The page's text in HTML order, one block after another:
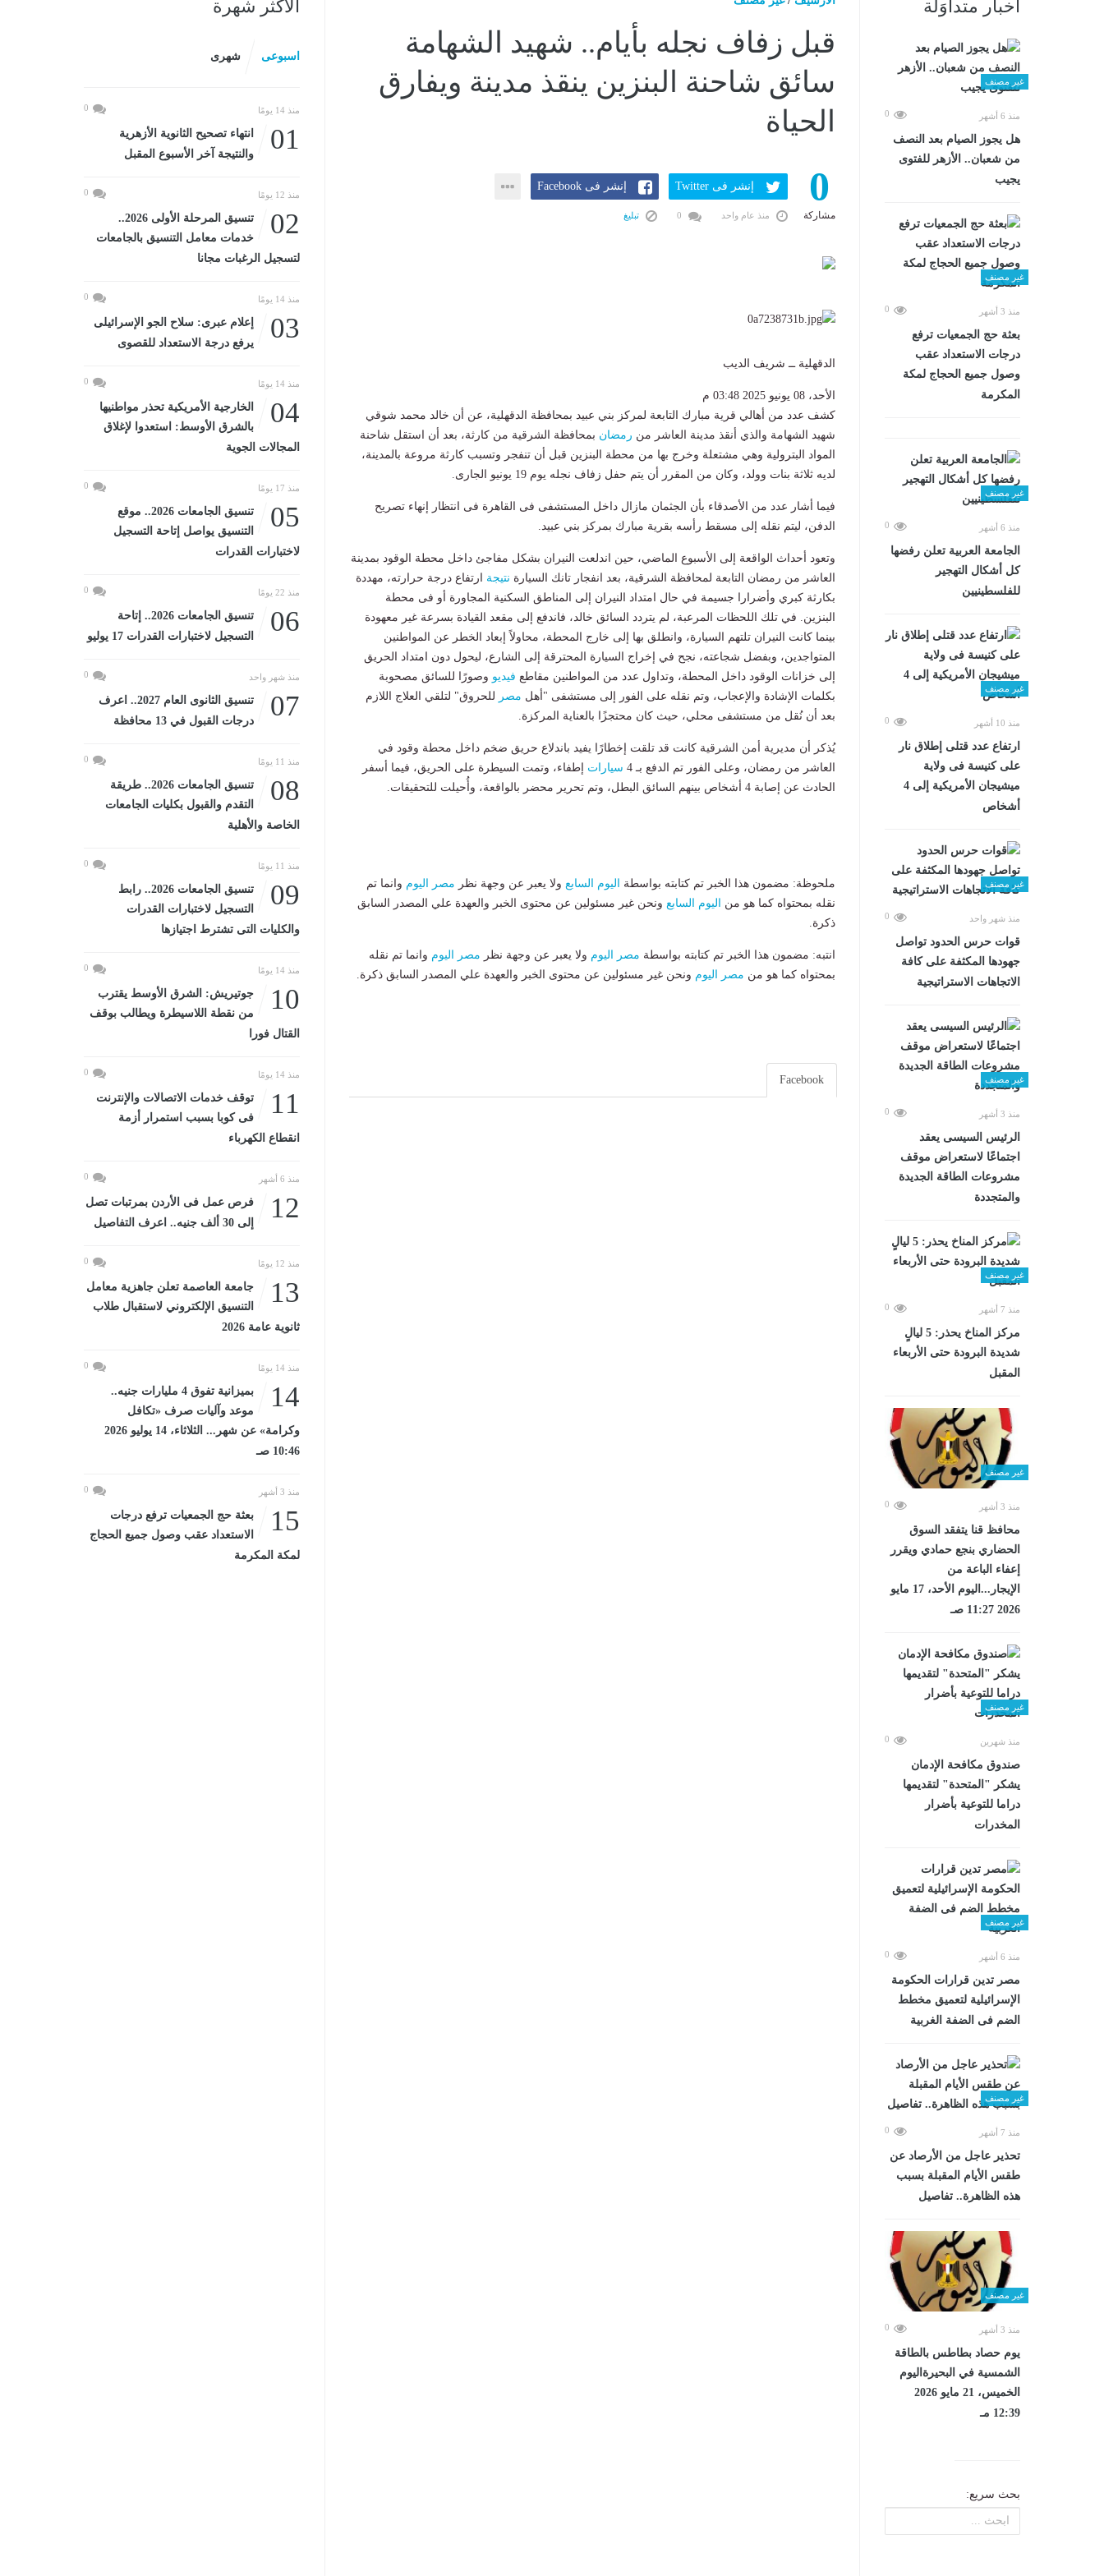
أخبار متداوَلة
غير مصنف
منذ 6 أشهر 0
هل يجوز الصيام بعد النصف
من شعبان.. الأزهر للفتوى
يجيب
غير مصنف
منذ 3 أشهر 0
بعثة حج الجمعيات ترفع
درجات الاستعداد عقب
وصول جميع الحجاج لمكة
المكرمة
غير مصنف
منذ 6 أشهر 0
الجامعة العربية تعلن رفضها
كل أشكال التهجير
للفلسطينيين
غير مصنف
منذ 10 أشهر 0
ارتفاع عدد قتلى إطلاق نار
على كنيسة فى ولاية
ميشيجان الأمريكية إلى 4
أشخاص
غير مصنف
منذ شهر واحد 0
قوات حرس الحدود تواصل
جهودها المكثفة على كافة
الاتجاهات الاستراتيجية
غير مصنف
منذ 3 أشهر 0
الرئيس السيسى يعقد
اجتماعًا لاستعراض موقف
مشروعات الطاقة الجديدة
والمتجددة
غير مصنف
منذ 7 أشهر 0
مركز المناخ يحذر: 5 ليالٍ
شديدة البرودة حتى الأربعاء
المقبل
غير مصنف
منذ 3 أشهر 0
محافظ قنا يتفقد السوق
الحضاري بنجع حمادي ويقرر
إعفاء الباعة من
الإيجار...اليوم الأحد، 17 مايو
2026 11:27 صـ
غير مصنف
منذ شهرين 0
صندوق مكافحة الإدمان
يشكر "المتحدة" لتقديمها
دراما للتوعية بأضرار
المخدرات
غير مصنف
منذ 6 أشهر 0
مصر تدين قرارات الحكومة
الإسرائيلية لتعميق مخطط
الضم فى الضفة الغربية
غير مصنف
منذ 7 أشهر 0
تحذير عاجل من الأرصاد عن
طقس الأيام المقبلة بسبب
هذه الظاهرة.. تفاصيل
غير مصنف
منذ 3 أشهر 0
يوم حصاد بطاطس بالطاقة
الشمسية في البحيرةاليوم
الخميس، 21 مايو 2026
12:39 مـ
بحث سريع:
قبل زفاف نجله بأيام.. شهيد الشهامة
سائق شاحنة البنزين ينقذ مدينة ويفارق
الحياة
0
مشاركة
إنشر فى Twitter إنشر فى Facebook
منذ عام واحد تبليغ
الدقهلية ــ شريف الديب
الأحد، 08 يونيو 2025 03:48 م
كشف عدد من أهالي قرية مبارك التابعة لمركز بني عبيد بمحافظة الدقهلية، عن أن خالد محمد شوقي
شهيد الشهامة والذي أنقذ مدينة العاشر من رمضان بمحافظة الشرقية من كارثة، بعد أن استقل شاحنة
المواد البترولية وهي مشتعلة وخرج بها من محطة البنزين قبل أن تنفجر وتسبب كارثة مروعة بالمدينة،
لديه ثلاثة بنات وولد، وكان من المقرر أن يتم حفل زفاف نجله يوم 19 يونيو الجارى.
فيما أشار عدد من الأصدقاء بأن الجثمان مازال داخل المستشفى فى القاهرة فى انتظار إنهاء تصريح
الدفن، ليتم نقله إلى مسقط رأسه بقرية مبارك بمركز بني عبيد.
وتعود أحداث الواقعة إلى الأسبوع الماضي، حين اندلعت النيران بشكل مفاجئ داخل محطة الوقود بمدينة
العاشر من رمضان التابعة لمحافظة الشرقية، بعد انفجار تانك السيارة نتيجة ارتفاع درجة حرارته، مهددة
بكارثة كبري وأضرارا جسيمة في حال امتداد النيران إلى المناطق السكنية المجاورة أو فى محطة
البنزين. في تلك اللحظات المرعبة، لم يتردد السائق خالد، فاندفع إلى مقعد القيادة بسرعة غير معهودة
بينما كانت النيران تلتهم السيارة، وانطلق بها إلى خارج المحطة، محاولاً إبعاد الخطر عن المواطنين
المتواجدين، وبفضل شجاعته، نجح في إخراج السيارة المحترقة إلى الشارع، ليحول دون امتداد الحريق
إلى خزانات الوقود داخل المحطة، وتداول عدد من المواطنين مقاطع فيديو وصورًا للسائق مصحوبة
بكلمات الإشادة والإعجاب، وتم نقله على الفور إلى مستشفى "أهل مصر للحروق" لتلقي العلاج اللازم
بعد أن نُقل من مستشفى محلي، حيث كان محتجزًا بالعناية المركزة.
يُذكر أن مديرية أمن الشرقية كانت قد تلقت إخطارًا يفيد باندلاع حريق ضخم داخل محطة وقود في
العاشر من رمضان، وعلى الفور تم الدفع بـ 4
سيارات إطفاء، وتمت السيطرة على الحريق، فيما أسفر
الحادث عن إصابة 4 أشخاص بينهم السائق البطل، وتم تحرير محضر بالواقعة، وأُحيلت للتحقيقات.
ملحوظة: مضمون هذا الخبر تم كتابته بواسطة اليوم السابع ولا يعبر عن وجهة نظر مصر اليوم وانما تم
نقله بمحتواه كما هو من
اليوم السابع ونحن غير مسئولين عن محتوى الخبر والعهدة علي المصدر السابق
ذكرة.
انتبه: مضمون هذا الخبر تم كتابته بواسطة مصر اليوم ولا يعبر عن وجهة نظر مصر اليوم وانما تم نقله
بمحتواه كما هو من مصر اليوم ونحن غير مسئولين عن محتوى الخبر والعهدة علي المصدر السابق ذكرة.
Facebook
الأكثر شهرة
اسبوعى شهرى
منذ 14 يومًا 0
01
انتهاء تصحيح الثانوية الأزهرية
والنتيجة آخر الأسبوع المقبل
منذ 12 يومًا 0
02
تنسيق المرحلة الأولى 2026..
خدمات معامل التنسيق بالجامعات
لتسجيل الرغبات مجانا
منذ 14 يومًا 0
03
إعلام عبرى: سلاح الجو الإسرائيلى
يرفع درجة الاستعداد للقصوى
منذ 14 يومًا 0
04
الخارجية الأمريكية تحذر مواطنيها
بالشرق الأوسط: استعدوا لإغلاق
المجالات الجوية
منذ 17 يومًا 0
05
تنسيق الجامعات 2026.. موقع
التنسيق يواصل إتاحة التسجيل
لاختبارات القدرات
منذ 22 يومًا 0
06
تنسيق الجامعات 2026.. إتاحة
التسجيل لاختبارات القدرات 17 يوليو
منذ شهر واحد 0
07
تنسيق الثانوى العام 2027.. اعرف
درجات القبول في 13 محافظة
منذ 11 يومًا 0
08
تنسيق الجامعات 2026.. طريقة
التقدم والقبول بكليات الجامعات
الخاصة والأهلية
منذ 11 يومًا 0
09
تنسيق الجامعات 2026.. رابط
التسجيل لاختبارات القدرات
والكليات التى تشترط اجتيازها
منذ 14 يومًا 0
10
جوتيريش: الشرق الأوسط يقترب
من نقطة اللاسيطرة ويطالب بوقف
القتال فورا
منذ 14 يومًا 0
11
توقف خدمات الاتصالات والإنترنت
فى كوبا بسبب استمرار أزمة
انقطاع الكهرباء
منذ 6 أشهر 0
12
فرص عمل فى الأردن بمرتبات تصل
إلى 30 ألف جنيه.. اعرف التفاصيل
منذ 12 يومًا 0
13
جامعة العاصمة تعلن جاهزية معامل
التنسيق الإلكتروني لاستقبال طلاب
ثانوية عامة 2026
منذ 14 يومًا 0
14
بميزانية تفوق 4 مليارات جنيه..
موعد وآليات صرف «تكافل
وكرامة» عن شهر... الثلاثاء، 14 يوليو 2026
10:46 صـ
منذ 3 أشهر 0
15
بعثة حج الجمعيات ترفع درجات
الاستعداد عقب وصول جميع الحجاج
لمكة المكرمة